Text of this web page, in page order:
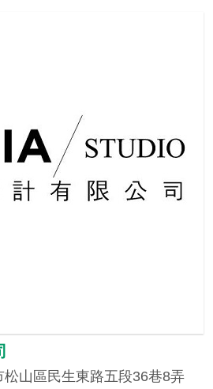
山區民生東路五段36巷8弄